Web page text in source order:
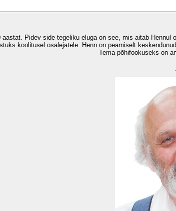
Pidev side tegeliku eluga on see, mis aitab
koolitusel osalejatele. Henn on peamiselt
Tema põhifookuseks on